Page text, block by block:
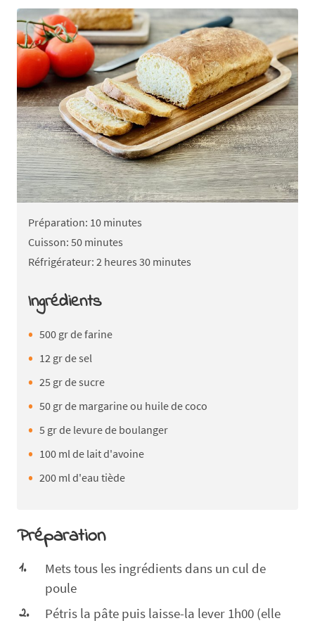
Préparation: 10 minutes
Cuisson: 50 minutes
Réfrigérateur: 2 heures 30 minutes
Ingrédients
500 gr de farine
12 gr de sel
25 gr de sucre
50 gr de margarine ou huile de coco
5 gr de levure de boulanger
100 ml de lait d'avoine
200 ml d'eau tiède
Préparation
Mets tous les ingrédients dans un cul de
poule
Pétris la pâte puis laisse-la lever 1h00 (elle